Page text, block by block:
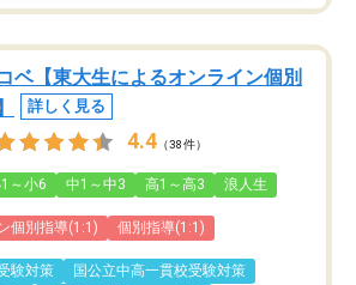
ベ【東大生によるオンライン個別
詳しく見る
4.4 （38件）
～小6 中1～中3 高1～高3 浪人生
個別指導(1:1) 個別指導(1:1)
験対策
国公立中高一貫校受験対策